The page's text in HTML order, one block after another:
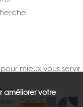
mieux vous servir
améliorer votre